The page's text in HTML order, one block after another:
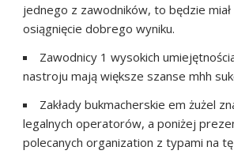
jednego z zawodników, to będzie
osiągnięcie dobrego wyniku.
Zawodnicy 1 wysokich
nastroju mają większe szanse mhh
Zakłady bukmacherskie em żużel
legalnych operatorów, a poniżej
polecanych organization z typami na